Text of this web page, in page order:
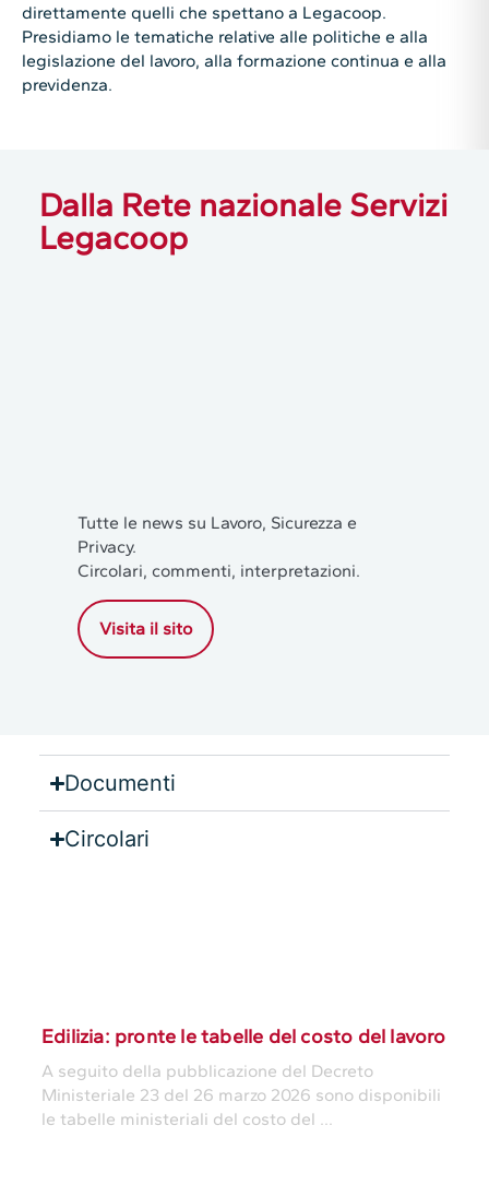
direttamente quelli che spettano a Legacoop.
Presidiamo le tematiche relative alle politiche e alla
legislazione del lavoro, alla formazione continua e alla
previdenza.
Dalla Rete nazionale Servizi
Legacoop
Tutte le news su Lavoro, Sicurezza e
Privacy.
Circolari, commenti, interpretazioni.
Visita il sito
Documenti
Circolari
Edilizia: pronte le tabelle del costo del lavoro
A seguito della pubblicazione del Decreto
Ministeriale 23 del 26 marzo 2026 sono disponibili
le tabelle ministeriali del costo del ...